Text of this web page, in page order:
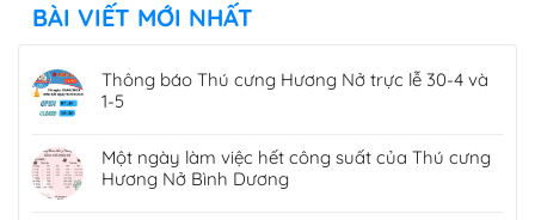
BÀI VIẾT MỚI NHẤT
Thông báo Thú cưng Hương Nở trực lễ 30-4 và
1-5
Một ngày làm việc hết công suất của Thú cưng
Hương Nở Bình Dương